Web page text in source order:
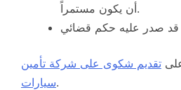
أن يكون مستمراً.
تقديم شكوى على شركة تأمين
سيارات.